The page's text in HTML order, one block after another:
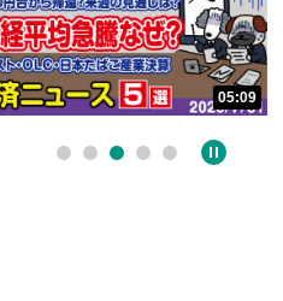
05:09